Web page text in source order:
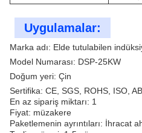
Uygulamalar:
Marka adı: Elde tutulabilen
Model Numarası: DSP-25KW
Doğum yeri: Çin
Sertifika: CE, SGS, ROHS, ISO, AB
En az sipariş miktarı: 1
Fiyat: müzakere
Paketlemenin ayrıntıları: İhracat